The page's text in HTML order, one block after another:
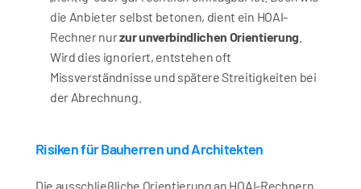
die Anbieter selbst betonen, dient ein HOAI-
Rechner nur zur unverbindlichen Orientierung
Wird dies ignoriert, entstehen oft
Missverständnisse und spätere Streitigkeiten bei
der Abrechnung.
Risiken für Bauherren und Architekten
Die ausschließliche Orientierung an HOAI-Rechnern